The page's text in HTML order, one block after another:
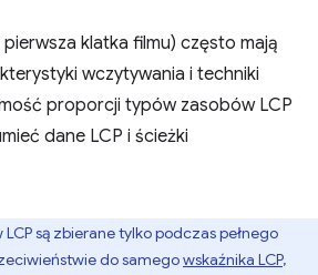
klatka filmu) często mają
wczytywania i techniki
proporcji typów zasobów LCP
dane LCP i ścieżki
są zbierane tylko podczas pełnego
do samegowskaźnika LCP,